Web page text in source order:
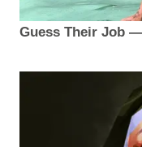
Guess Their Job